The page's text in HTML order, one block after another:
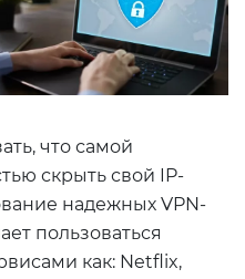
что самой
скрыть свой IP-
надежных VPN-
пользоваться
как: Netflix,